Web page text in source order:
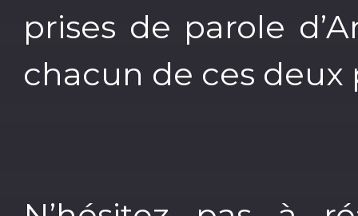
prises de parole
chacun de ces deux